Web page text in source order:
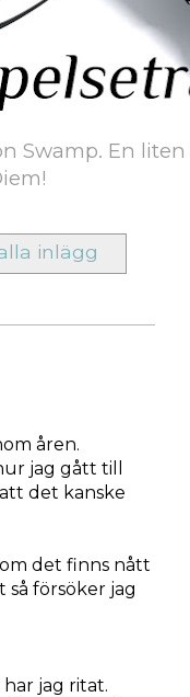
Swamp. En
inlägg
åren.
jag gått till
det kanske
det finns nått
så försöker jag
jag ritat.